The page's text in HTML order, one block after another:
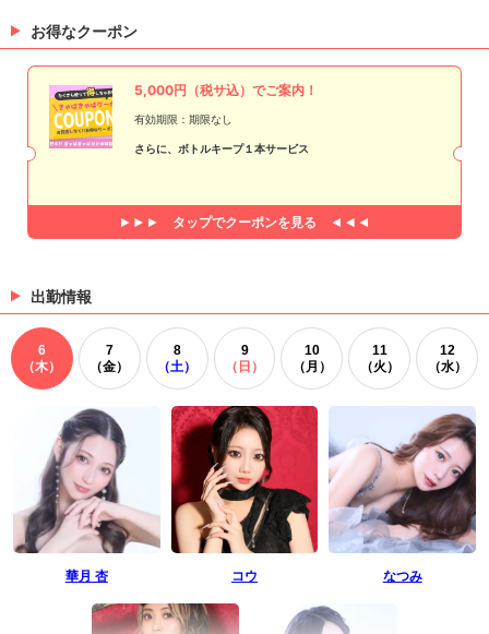
お得なクーポン
5,000円（税サ込）でご案内！
有効期限：期限なし
さらに、ボトルキープ１本サービス
タップでクーポンを見る
出勤情報
6
（木）
7
（金）
8
（土）
9
（日）
10
（月）
11
（火）
12
（水）
華月 杏 コウ なつみ